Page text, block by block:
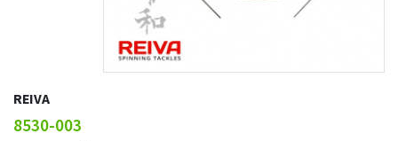
REIVA
8530-003